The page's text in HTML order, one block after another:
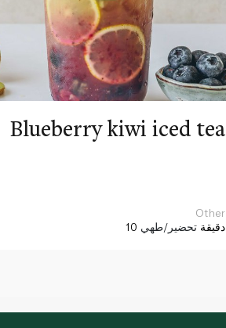
Blueberry kiwi iced tea
Other
10 دقيقة تحضير/طهي